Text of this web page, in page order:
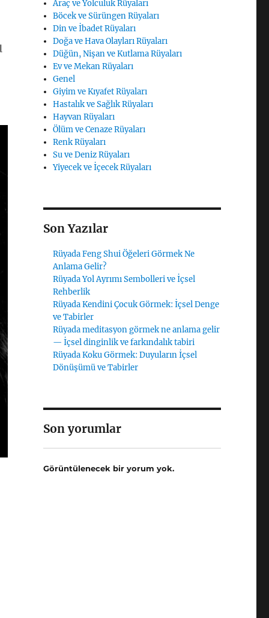
Araç ve Yolculuk Rüyaları
Böcek ve Sürüngen Rüyaları
Din ve İbadet Rüyaları
Doğa ve Hava Olayları Rüyaları
Düğün, Nişan ve Kutlama Rüyaları
Ev ve Mekan Rüyaları
Genel
Giyim ve Kıyafet Rüyaları
Hastalık ve Sağlık Rüyaları
Hayvan Rüyaları
Ölüm ve Cenaze Rüyaları
Renk Rüyaları
Su ve Deniz Rüyaları
Yiyecek ve İçecek Rüyaları
Son Yazılar
Rüyada Feng Shui Öğeleri Görmek Ne
Anlama Gelir?
Rüyada Yol Ayrımı Sembolleri ve İçsel
Rehberlik
Rüyada Kendini Çocuk Görmek: İçsel Denge
ve Tabirler
Rüyada meditasyon görmek ne anlama gelir
— İçsel dinginlik ve farkındalık tabiri
Rüyada Koku Görmek: Duyuların İçsel
Dönüşümü ve Tabirler
Son yorumlar
Görüntülenecek bir yorum yok.